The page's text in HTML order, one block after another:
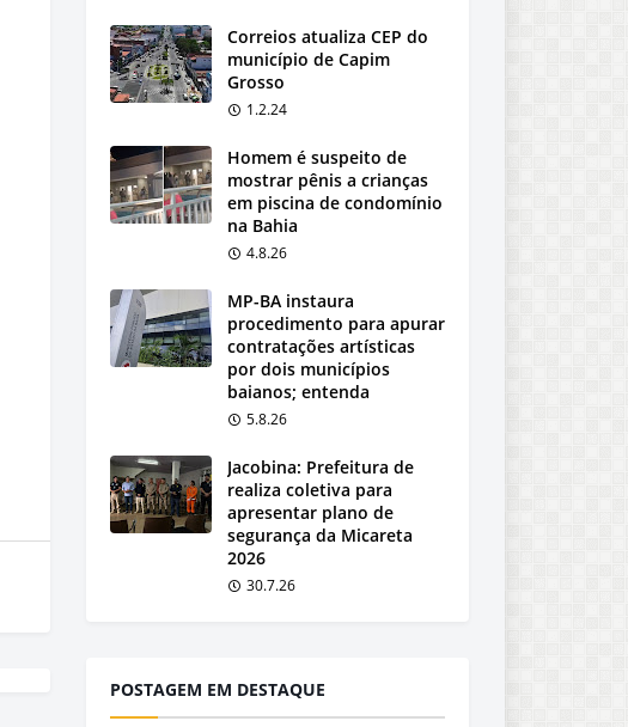
Correios atualiza CEP do
município de Capim
Grosso
1.2.24
Homem é suspeito de
mostrar pênis a crianças
em piscina de condomínio
na Bahia
4.8.26
MP-BA instaura
procedimento para apurar
contratações artísticas
por dois municípios
baianos; entenda
5.8.26
Jacobina: Prefeitura de
realiza coletiva para
apresentar plano de
segurança da Micareta
2026
30.7.26
POSTAGEM EM DESTAQUE